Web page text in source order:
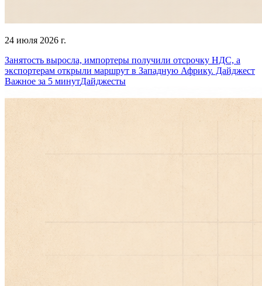
24 июля 2026 г.
Занятость выросла, импортеры получили отсрочку НДС, а
экспортерам открыли маршрут в Западную Африку. Дайджест
Важное за 5 минутДайджесты